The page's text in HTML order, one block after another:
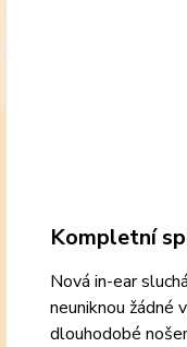
Kompletní
Nová in-ear
neuniknou žádné
dlouhodobé